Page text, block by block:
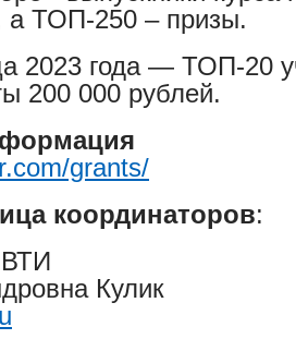
а ТОП-250 – призы.
2023 года — ТОП-20
200 000 рублей.​
grants/
координаторов:
Кулик